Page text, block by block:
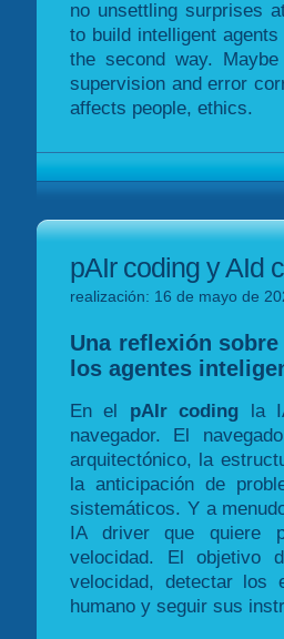
no unsettling surprises
to build intelligent
the second way.
supervision and error
affects people, ethics.
pAIr coding y AId
realización: 16 de mayo de
Una reflexión
los agentes
En el pAIr coding la
navegador. El
arquitectónico, la
la anticipación de
sistemáticos. Y a
IA driver que quiere
velocidad. El objetivo
velocidad, detectar los
humano y seguir sus